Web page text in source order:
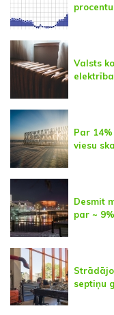
Valsts
Par
viesu
Desmit
par ~
septiņu